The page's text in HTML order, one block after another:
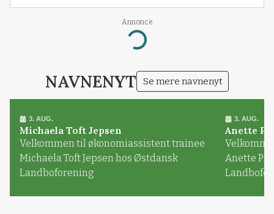
Annonce
Loading...
NAVNENYT Se mere navnenyt
3. AUG.
Michaela Toft Jepsen
Velkommen til økonomiassistent trainee
Michaela Toft Jepsen hos Østdansk
Landboforening
3. AUG.
Anette
Anette